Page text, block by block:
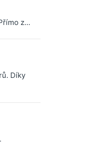
z...
Díky